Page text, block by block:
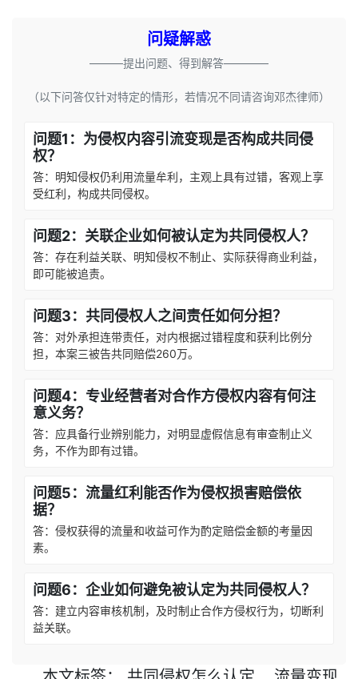
问疑解惑
———提出问题、得到解答————
（以下问答仅针对特定的情形，若情况不同请咨询邓杰律师）
问题1：为侵权内容引流变现是否构成共同侵
权？
答：明知侵权仍利用流量牟利，主观上具有过错，客观上享
受红利，构成共同侵权。
问题2：关联企业如何被认定为共同侵权人？
答：存在利益关联、明知侵权不制止、实际获得商业利益，
即可能被追责。
问题3：共同侵权人之间责任如何分担？
答：对外承担连带责任，对内根据过错程度和获利比例分
担，本案三被告共同赔偿260万。
问题4：专业经营者对合作方侵权内容有何注
意义务？
答：应具备行业辨别能力，对明显虚假信息有审查制止义
务，不作为即有过错。
问题5：流量红利能否作为侵权损害赔偿依
据？
答：侵权获得的流量和收益可作为酌定赔偿金额的考量因
素。
问题6：企业如何避免被认定为共同侵权人？
答：建立内容审核机制，及时制止合作方侵权行为，切断利
益关联。